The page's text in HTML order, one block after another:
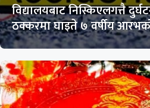
विद्यालयबाट निस्किएलगत्तै
ठक्करमा घाइते ७ वर्षीय